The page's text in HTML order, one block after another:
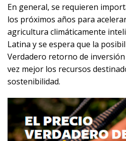
En general, se requieren
los próximos años para
agricultura climáticamente
Latina y se espera que la
Verdadero retorno de inversión
vez mejor los recursos
sostenibilidad.